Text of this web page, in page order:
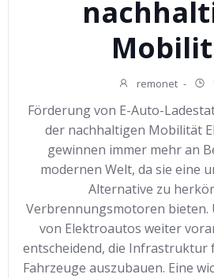
remonet -
Förderung von E-Auto-
der nachhaltigen Mobilität
gewinnen immer mehr an
modernen Welt, da sie eine
Alternative zu
Verbrennungsmotoren bieten.
von Elektroautos weiter
entscheidend, die Infrastruktur
Fahrzeuge auszubauen. Eine